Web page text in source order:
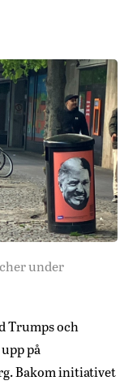
under
Trumps och
på
Bakom initiativet